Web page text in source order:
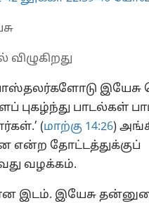
இயேசு
புகழ்ந்து பாடல்கள்
(மாற்கு 14:26)
என்ற தோட்டத்துக்குப்
வழக்கம்.
இடம். இயேசு